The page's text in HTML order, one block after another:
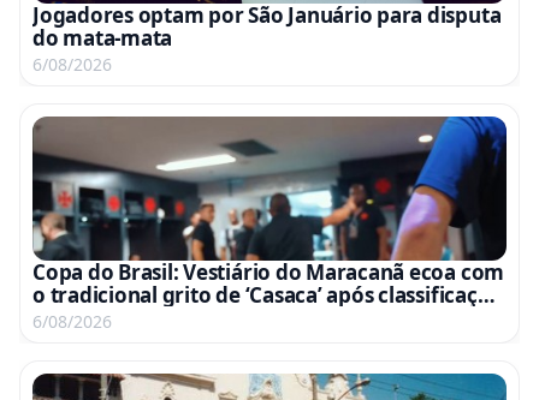
Jogadores optam por São Januário para disputa
do mata-mata
6/08/2026
Copa do Brasil: Vestiário do Maracanã ecoa com
o tradicional grito de ‘Casaca’ após classificação
às quartas; assista ao vídeo
6/08/2026